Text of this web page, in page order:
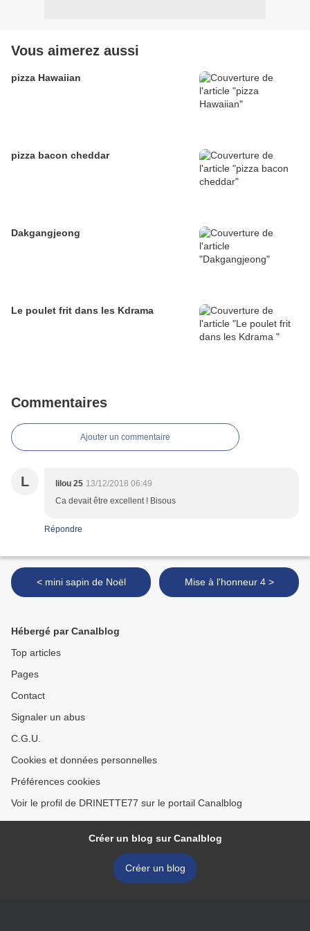
Vous aimerez aussi
pizza Hawaiian
pizza bacon cheddar
Dakgangjeong
Le poulet frit dans les Kdrama
Commentaires
Ajouter un commentaire
L lilou 25 13/12/2018 06:49
Ca devait être excellent ! Bisous
Répondre
< mini sapin de Noël Mise à l'honneur 4 >
Hébergé par Canalblog
Top articles
Pages
Contact
Signaler un abus
C.G.U.
Cookies et données personnelles
Préférences cookies
Voir le profil de DRINETTE77 sur le portail Canalblog
Créer un blog sur Canalblog
Créer un blog